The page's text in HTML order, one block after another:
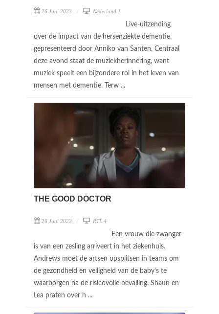
26 Juni 2023 Nederland 1
Live-uitzending
over de impact van de hersenziekte dementie,
gepresenteerd door Anniko van Santen. Centraal
deze avond staat de muziekherinnering, want
muziek speelt een bijzondere rol in het leven van
mensen met dementie. Terw ...
THE GOOD DOCTOR
26 Juni 2023 RTL 4
Een vrouw die zwanger
is van een zesling arriveert in het ziekenhuis.
Andrews moet de artsen opsplitsen in teams om
de gezondheid en veiligheid van de baby's te
waarborgen na de risicovolle bevalling. Shaun en
Lea praten over h ...